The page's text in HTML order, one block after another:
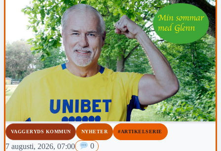
VAGGERYDS KOMMUN NYHETER #ARTIKELSERIE
7 augusti, 2026, 07:00 0